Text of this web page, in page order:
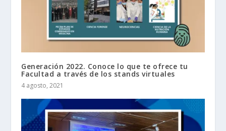
Generación 2022. Conoce lo que te ofrece tu
Facultad a través de los stands virtuales
4 agosto, 2021